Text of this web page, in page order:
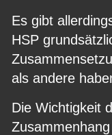
Es gibt
HSP
als andere
Die Wichtigkeit